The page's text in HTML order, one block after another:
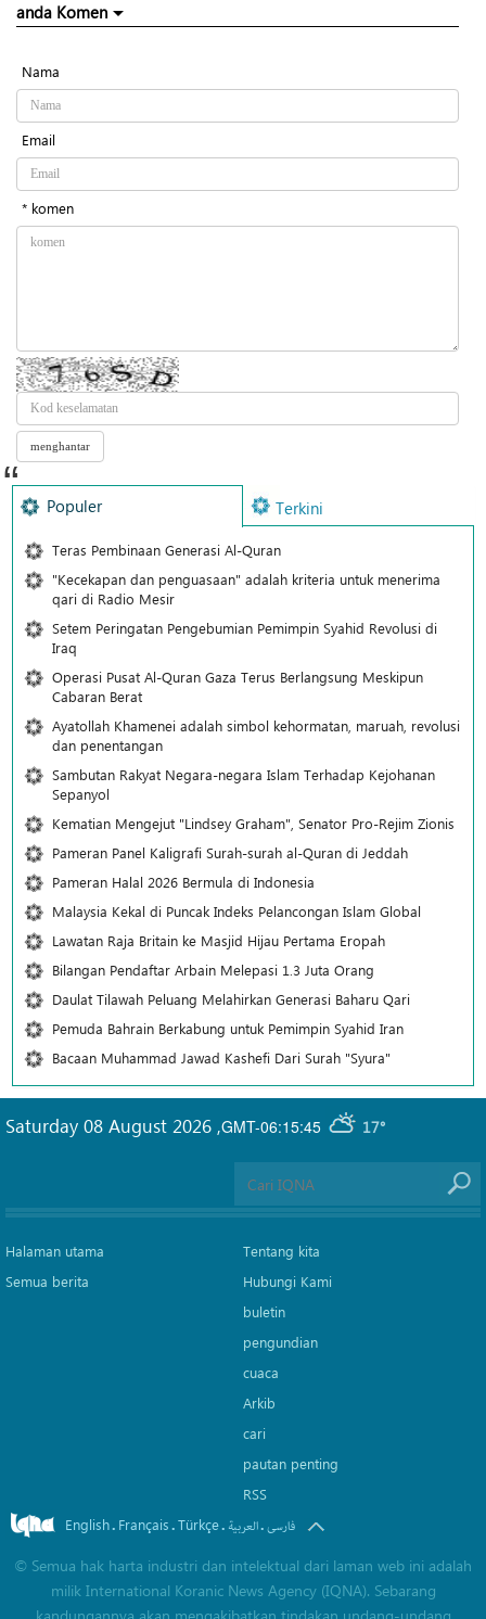
anda Komen
Nama
Email
* komen
Populer Terkini
Teras Pembinaan Generasi Al-Quran
"Kecekapan dan penguasaan" adalah kriteria untuk menerima
qari di Radio Mesir
Setem Peringatan Pengebumian Pemimpin Syahid Revolusi di
Iraq
Operasi Pusat Al-Quran Gaza Terus Berlangsung Meskipun
Cabaran Berat
Ayatollah Khamenei adalah simbol kehormatan, maruah, revolusi
dan penentangan
Sambutan Rakyat Negara-negara Islam Terhadap Kejohanan
Sepanyol
Kematian Mengejut "Lindsey Graham", Senator Pro-Rejim Zionis
Pameran Panel Kaligrafi Surah-surah al-Quran di Jeddah
Pameran Halal 2026 Bermula di Indonesia
Malaysia Kekal di Puncak Indeks Pelancongan Islam Global
Lawatan Raja Britain ke Masjid Hijau Pertama Eropah
Bilangan Pendaftar Arbain Melepasi 1.3 Juta Orang
Daulat Tilawah Peluang Melahirkan Generasi Baharu Qari
Pemuda Bahrain Berkabung untuk Pemimpin Syahid Iran
Bacaan Muhammad Jawad Kashefi Dari Surah "Syura"
GMT-06:15:45 17°
Saturday 08 August 2026 ,
Halaman utama
Semua berita
Tentang kita
Hubungi Kami
buletin
pengundian
cuaca
Arkib
cari
pautan penting
RSS
English. Français.Türkçe. العربیة.فارسی
© Semua hak harta industri dan intelektual dari laman web ini adalah
milik International Koranic News Agency (IQNA). Sebarang